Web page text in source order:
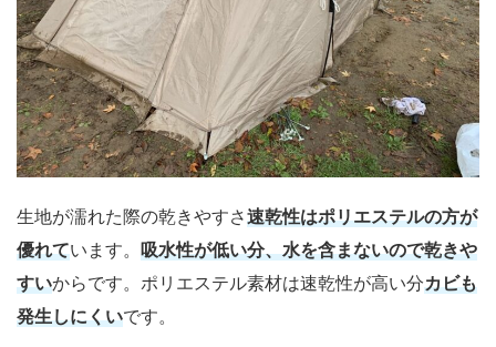
生地が濡れた際の乾きやすさ速乾性はポリエステルの方が
優れています。 吸水性が低い分、水を含まないので乾きや
すいからです。ポリエステル素材は速乾性が高い分カビも
発生しにくいです。